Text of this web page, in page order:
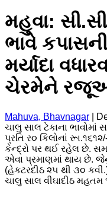
મહુવા:
ભાવે
મર્યાદા
ચેરમેને
Mahuva, Bhavnagar
ચાલુ સાલ ટેકાના ભાવોમાં
પ્રતિ ર૦ કિલોનાં
કેન્દ્રો પર થઈ રહેલ છે.
એવા પ્રમાણમાં થાય છે.
(હેકટરદીઠ ૨૫ થી ૩૦
ચાલુ સાલ વીઘાદીઠ મહતમ